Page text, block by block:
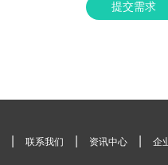
提交需求
联系我们 资讯中心 企